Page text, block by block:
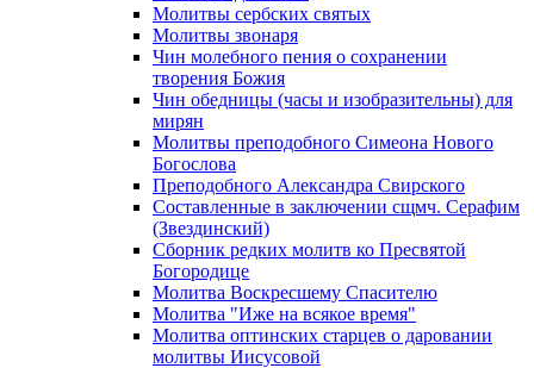
Молитвы сербских святых
Молитвы звонаря
Чин молебного пения о сохранении
творения Божия
Чин обедницы (часы и изобразительны) для
мирян
Молитвы преподобного Симеона Нового
Богослова
Преподобного Александра Свирского
Составленные в заключении сщмч. Серафим
(Звездинский)
Сборник редких молитв ко Пресвятой
Богородице
Молитва Воскресшему Спасителю
Молитва "Иже на всякое время"
Молитва оптинских старцев о даровании
молитвы Иисусовой